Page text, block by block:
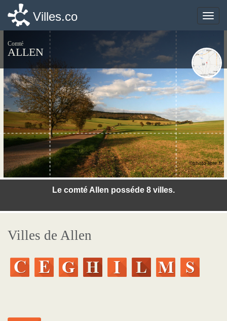
Toggle
Villes.co
Comté
ALLEN
Le comté Allen posséde 8 villes.
©photo-libre.fr
Villes de Allen
Toggle
Villes.co